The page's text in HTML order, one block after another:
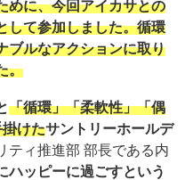
めに、今回アイカサとの
して参加しました。循環
ブルなアクションに取り
。
「循環」「柔軟性」「偶
けたサントリーホールデ
ティ推進部 部長である内
ハッピーに過ごすという